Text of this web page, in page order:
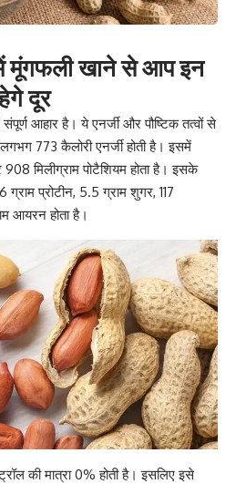
में मूंगफली खाने से आप इन
दूर
आहार है। ये एनर्जी और पौष्टिक तत्वों से
773 कैलोरी एनर्जी होती है। इसमें
मिलीग्रामपोटैशियमहोता है। इसके
प्रोटीन, 5.5 ग्राम शुगर, 117
आयरन होता है।
की मात्रा 0% होती है। इसलिए इसे